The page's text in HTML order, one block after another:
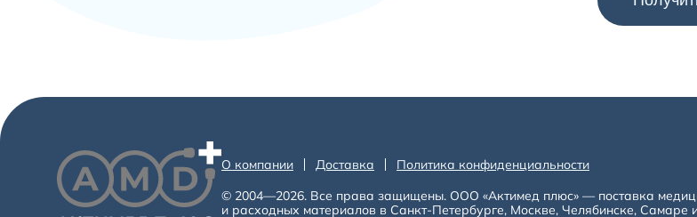
О компании Доставка
Политика конфиденциальности
© 2004—2026. Все права защищены. ООО «Актимед плюс» — поставка
и расходных материалов в Санкт-Петербурге, Москве, Челябинске, Самаре